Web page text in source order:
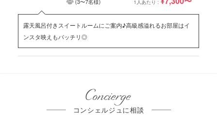
1人あたり :
露天風呂付きスイートルームにご案内♪高級感溢れるお部屋はイ
ンスタ映えもバッチリ◎
Concierge
コンシェルジュに相談